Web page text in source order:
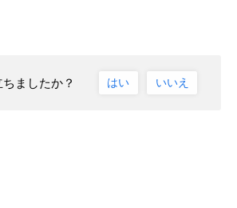
ましたか？ はい いいえ